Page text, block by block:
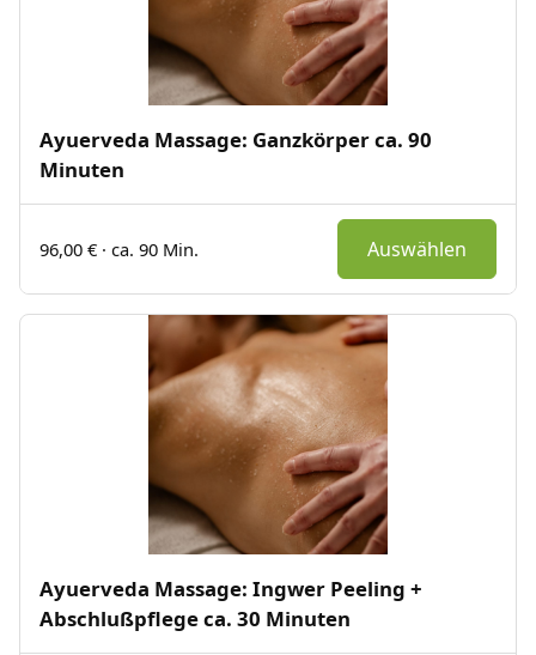
Ayuerveda Massage: Ganzkörper ca. 90
Minuten
96,00 € · ca. 90 Min. Auswählen
Ayuerveda Massage: Ingwer Peeling +
Abschlußpflege ca. 30 Minuten